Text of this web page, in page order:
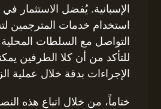
الإسبانية. يُفضل الاستثمار
استخدام خدمات المترجمين
التواصل مع السلطات المحلية.
للتأكد من أن كلا الطرفين
الإجراءات بدقة خلال عملية
ختاماً، من خلال اتباع هذه